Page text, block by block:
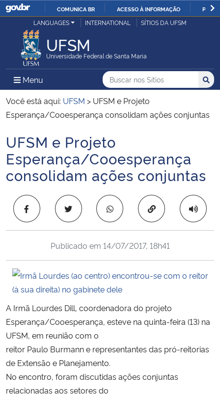
IR
COMUNICA BR ACESSO À INFORMAÇÃO
Ministério da Justiça e Segurança Pública
Ministério da Defesa
Ministério das Relações Exteriores
Ministério da Infraestrutura
Ministério da Agricultura, Pecuária e Abastecimento
Ministério da Educação
Ministério de Minas e Energia
Ministério da Ciência, Tecnologia, Inovações e Comunicações
Ministério do Meio Ambiente
LANGUAGES INTERNATIONAL SÍTIOS DA UFSM
UFSM
Universidade Federal de Santa Maria
Menu Menu Principal do Sítio
Busca
Buscar no nos Sítios
Busca:
Você está aqui: UFSM > ​UFSM e Projeto
Esperança/Cooesperança consolidam ações conjuntas
Início do conteúdo
​UFSM e Projeto
Esperança/Cooesperança
consolidam ações conjuntas
Copiar para área
Publicado em 14/07/2017, 18h41
A Irmã Lourdes Dill, coordenadora do projeto
Esperança/Cooesperança, esteve na quinta-feira (13) na
UFSM, em reunião com o
reitor Paulo Burmann e representantes das pró-reitorias
de Extensão e Planejamento.
No encontro, foram discutidas ações conjuntas
relacionadas aos setores do